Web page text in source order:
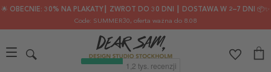
🌟 OBECNIE: 30% NA PLAKATY┃ ZWROT DO 30 DNI ┃ DOSTAWA W 2–7 DNI 📦✨
Code: SUMMER30, oferta ważna do 8.08